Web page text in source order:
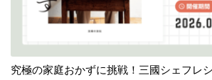
究極の家庭おかずに挑戦！三國シェフレ